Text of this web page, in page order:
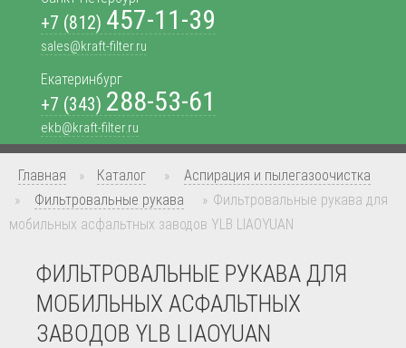
+7 (812) 457-11-39
sales@kraft-filter.ru
Екатеринбург
+7 (343) 288-53-61
ekb@kraft-filter.ru
Главная » Каталог »
Аспирация и пылегазоочистка
»
Фильтровальные рукава » Фильтровальные рукава для
мобильных асфальтных заводов YLB LIAOYUAN
ФИЛЬТРОВАЛЬНЫЕ РУКАВА ДЛЯ
МОБИЛЬНЫХ АСФАЛЬТНЫХ
ЗАВОДОВ YLB LIAOYUAN